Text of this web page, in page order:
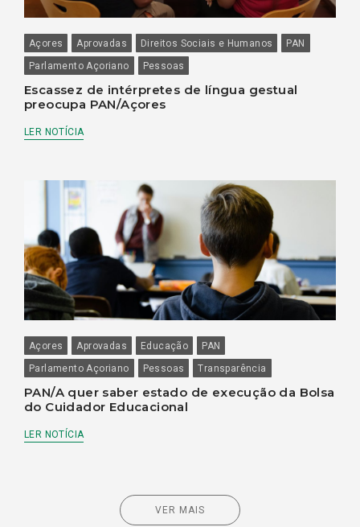
Açores Aprovadas Direitos Sociais e Humanos
PAN
Parlamento Açoriano
Pessoas
Escassez de intérpretes de língua gestual
preocupa PAN/Açores
LER NOTÍCIA
Açores Aprovadas Educação
PAN
Parlamento Açoriano
Pessoas Transparência
PAN/A quer saber estado de execução da Bolsa
do Cuidador Educacional
LER NOTÍCIA
VER MAIS